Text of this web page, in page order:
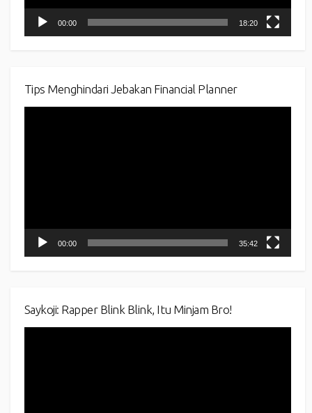
00:00 18:20
Tips Menghindari Jebakan Financial Planner
00:00 35:42
Saykoji: Rapper Blink Blink, Itu Minjam Bro!